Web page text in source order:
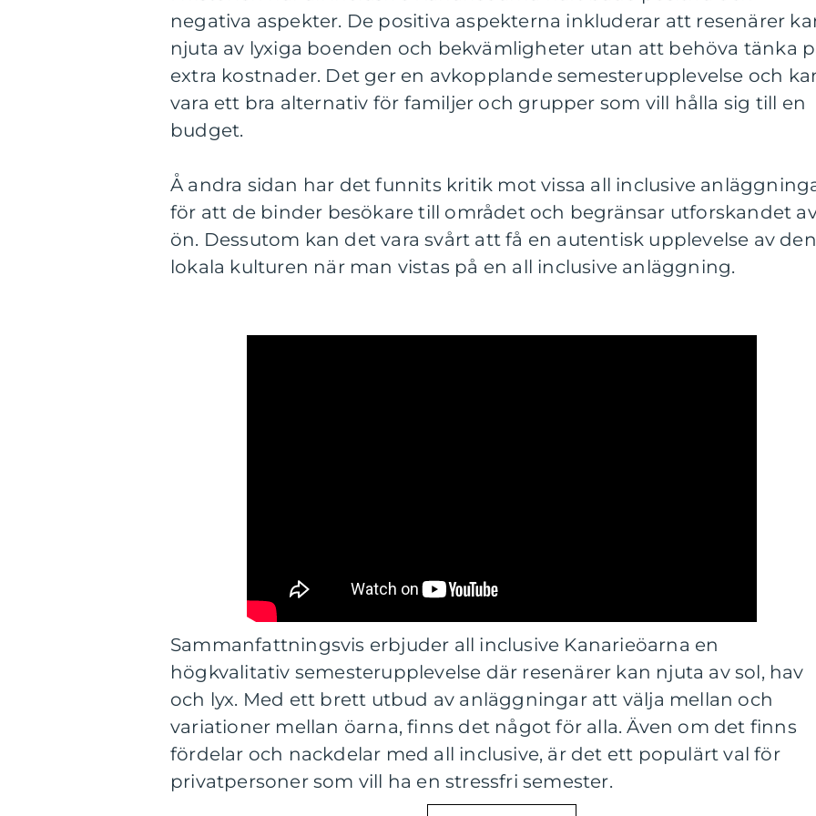
negativa aspekter. De positiva aspekterna inkluderar att resenärer
njuta av lyxiga boenden och bekvämligheter utan att behöva tänka
extra kostnader. Det ger en avkopplande semesterupplevelse och
vara ett bra alternativ för familjer och grupper som vill hålla sig till en
budget.
Å andra sidan har det funnits kritik mot vissa all inclusive
för att de binder besökare till området och begränsar utforskandet
ön. Dessutom kan det vara svårt att få en autentisk upplevelse av den
lokala kulturen när man vistas på en all inclusive anläggning.
Sammanfattningsvis erbjuder all inclusive Kanarieöarna en
högkvalitativ semesterupplevelse där resenärer kan njuta av sol, hav
och lyx. Med ett brett utbud av anläggningar att välja mellan och
variationer mellan öarna, finns det något för alla. Även om det finns
fördelar och nackdelar med all inclusive, är det ett populärt val för
privatpersoner som vill ha en stressfri semester.